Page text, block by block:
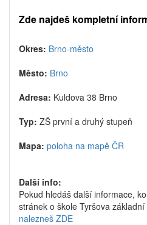
Zde najdeš kompletní
Okres: Brno-město
Město: Brno
Adresa: Kuldova 38 Brno
Typ: ZŠ první a druhý stupeň
Mapa: poloha na mapě ČR
Další info:
Pokud hledáš další informace,
stránek o škole Tyršova
nalezneš ZDE